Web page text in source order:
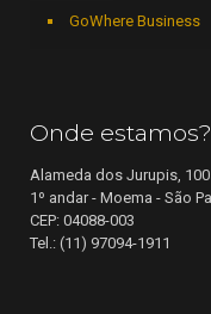
GoWhere Business
Onde estamos?
Alameda dos Jurupis,
1º andar - Moema - São
CEP: 04088-003
Tel.: (11) 97094-1911